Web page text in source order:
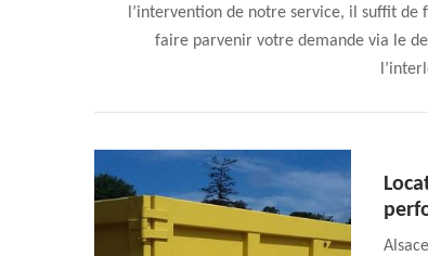
l’intervention de notre service, il suffit
faire parvenir votre demande via le